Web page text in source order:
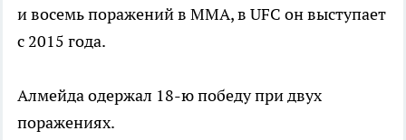
и восемь поражений в ММА, в UFC он выступает
с 2015 года.
Алмейда одержал 18-ю победу при двух
поражениях.